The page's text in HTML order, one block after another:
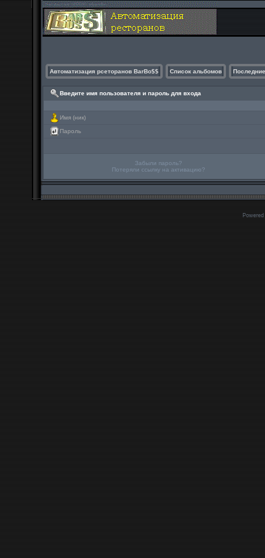
Автоматизация рсеторанов BarBo$$ Список альбомов
Введите имя пользователя и пароль для входа
Имя (ник)
Пароль
Забыли пароль?
Потеряли ссылку на активацию?